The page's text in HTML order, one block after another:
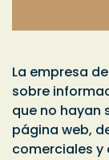
La empresa
sobre
que no hayan
página web,
comerciales y